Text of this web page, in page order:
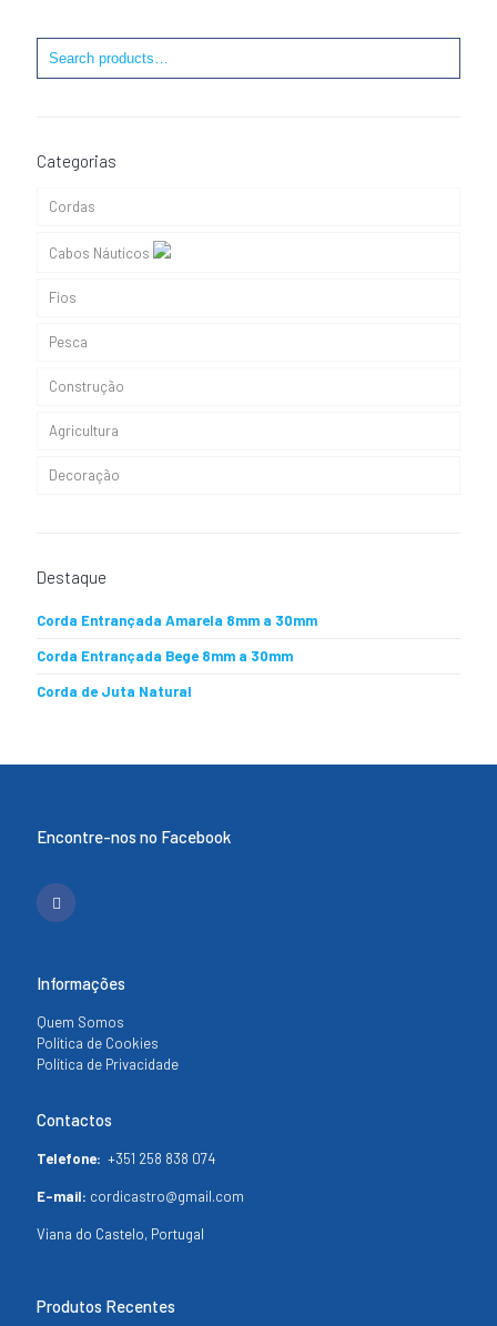
Categorias
Cordas
Cabos Náuticos
Cabos de Adriça
Cabos de Amarração
Cabos Elásticos
Cabos Escota
Cabos Nauticos Ganchetas
Fios
Pesca
Construção
Agricultura
Decoração
Destaque
Corda Entrançada Amarela 8mm a 30mm
Corda Entrançada Bege 8mm a 30mm
Corda de Juta Natural
Encontre-nos no Facebook
Informações
Quem Somos
Política de Cookies
Política de Privacidade
Contactos
Telefone: +351 258 838 074
E-mail: cordicastro@gmail.com
Viana do Castelo, Portugal
Produtos Recentes